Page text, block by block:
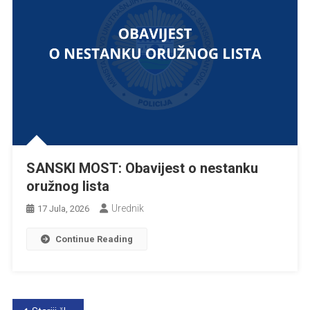
SANSKI MOST: Obavijest o nestanku
oružnog lista
17 Jula, 2026 Urednik
Continue Reading